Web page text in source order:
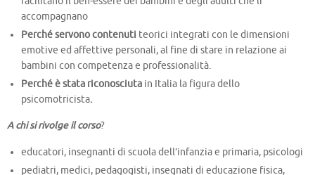
accompagnano
Perché servonocontenuti teorici integrati con le dimensioni
emotive ed affettive personali, al fine di stare in relazione ai
bambini con competenza e professionalità.
Perché è stata riconosciuta in Italia la figura dello
psicomotricista.
A chi si rivolge il corso?
educatori, insegnanti di scuola dell’infanzia e primaria, psicologi
pediatri, medici, pedagogisti, insegnati di educazione fisica,